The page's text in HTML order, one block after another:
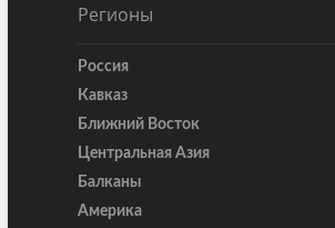
Регионы
Россия
Кавказ
Ближний Восток
Центральная Азия
Балканы
Америка